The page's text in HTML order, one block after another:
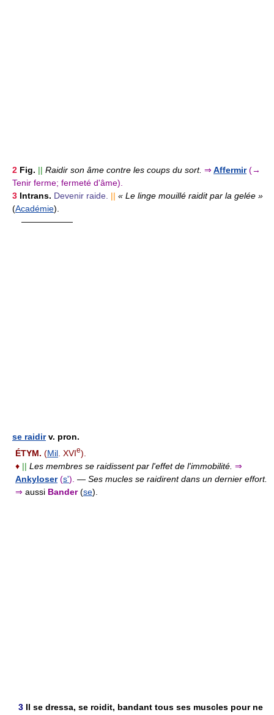
2 Fig. || Raidir son âme contre les coups du sort. ⇒ Affermir (→
Tenir ferme; fermeté d'âme).
3 Intrans. Devenir raide. || « Le linge mouillé raidit par la gelée »
(Académie).
——————
se raidir v. pron.
ÉTYM. (Mil . XVIe).
♦ || Les membres se raidissent par l'effet de l'immobilité. ⇒
Ankyloser (s'). — Ses mucles se raidirent dans un dernier effort.
⇒ aussi Bander(se).
3 Il se dressa, se roidit, bandant tous ses muscles pour ne